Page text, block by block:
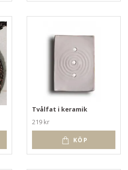
Tvålfat i keramik
219 kr
KÖP